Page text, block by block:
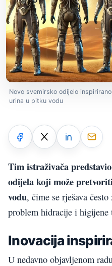
Novo svemirsko odijelo
urina u pitku vodu
Tim istraživača
odijela koji može
vodu, čime se rješava
problem hidracije i
Inovacija
U nedavno objavljenom